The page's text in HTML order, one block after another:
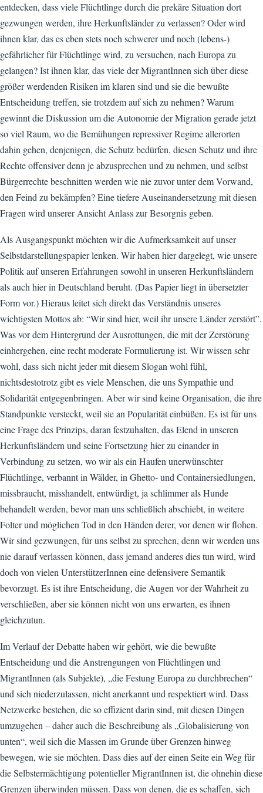
entdecken, dass viele Flüchtlinge durch die prekäre Situation dort
gezwungen werden, ihre Herkunftsländer zu verlassen? Oder wird
ihnen klar, das es eben stets noch schwerer und noch (lebens-)
gefährlicher für Flüchtlinge wird, zu versuchen, nach Europa zu
gelangen? Ist ihnen klar, das viele der MigrantInnen sich über diese
größer werdenden Risiken im klaren sind und sie die bewußte
Entscheidung treffen, sie trotzdem auf sich zu nehmen? Warum
gewinnt die Diskussion um die Autonomie der Migration gerade jetzt
so viel Raum, wo die Bemühungen repressiver Regime allerorten
dahin gehen, denjenigen, die Schutz bedürfen, diesen Schutz und ihre
Rechte offensiver denn je abzusprechen und zu nehmen, und selbst
Bürgerrechte beschnitten werden wie nie zuvor unter dem Vorwand,
den Feind zu bekämpfen? Eine tiefere Auseinandersetzung mit diesen
Fragen wird unserer Ansicht Anlass zur Besorgnis geben.
Als Ausgangspunkt möchten wir die Aufmerksamkeit auf unser
Selbstdarstellungspapier lenken. Wir haben hier dargelegt, wie unsere
Politik auf unseren Erfahrungen sowohl in unseren Herkunftsländern
als auch hier in Deutschland beruht. (Das Papier liegt in übersetzter
Form vor.) Hieraus leitet sich direkt das Verständnis unseres
wichtigsten Mottos ab: “Wir sind hier, weil ihr unsere Länder zerstört”.
Was vor dem Hintergrund der Ausrottungen, die mit der Zerstörung
einhergehen, eine recht moderate Formulierung ist. Wir wissen sehr
wohl, dass sich nicht jeder mit diesem Slogan wohl fühl,
nichtsdestotrotz gibt es viele Menschen, die uns Sympathie und
Solidarität entgegenbringen. Aber wir sind keine Organisation, die ihre
Standpunkte versteckt, weil sie an Popularität einbüßen. Es ist für uns
eine Frage des Prinzips, daran festzuhalten, das Elend in unseren
Herkunftsländern und seine Fortsetzung hier zu einander in
Verbindung zu setzen, wo wir als ein Haufen unerwünschter
Flüchtlinge, verbannt in Wälder, in Ghetto- und Containersiedlungen,
missbraucht, misshandelt, entwürdigt, ja schlimmer als Hunde
behandelt werden, bevor man uns schließlich abschiebt, in weitere
Folter und möglichen Tod in den Händen derer, vor denen wir flohen.
Wir sind gezwungen, für uns selbst zu sprechen, denn wir werden uns
nie darauf verlassen können, dass jemand anderes dies tun wird, wird
doch von vielen UnterstützerInnen eine defensivere Semantik
bevorzugt. Es ist ihre Entscheidung, die Augen vor der Wahrheit zu
verschließen, aber sie können nicht von uns erwarten, es ihnen
gleichzutun.
Im Verlauf der Debatte haben wir gehört, wie die bewußte
Entscheidung und die Anstrengungen von Flüchtlingen und
MigrantInnen (als Subjekte), „die Festung Europa zu durchbrechen“
und sich niederzulassen, nicht anerkannt und respektiert wird. Dass
Netzwerke bestehen, die so effizient darin sind, mit diesen Dingen
umzugehen – daher auch die Beschreibung als „Globalisierung von
unten“, weil sich die Massen im Grunde über Grenzen hinweg
bewegen, wie sie möchten. Dass dies auf der einen Seite ein Weg für
die Selbstermächtigung potentieller MigrantInnen ist, die ohnehin diese
Grenzen überwinden müssen. Dass von denen, die es schaffen, sich